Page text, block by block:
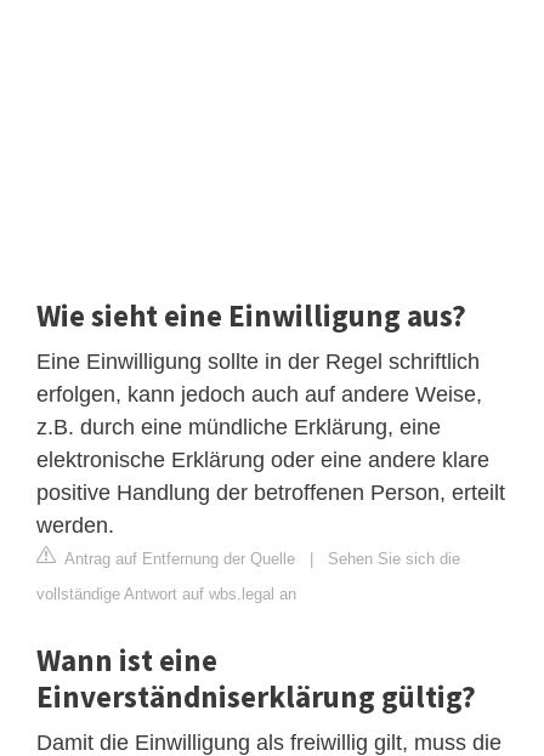
Wie sieht eine Einwilligung aus?
Eine Einwilligung sollte in der Regel schriftlich
erfolgen, kann jedoch auch auf andere Weise,
z.B. durch eine mündliche Erklärung, eine
elektronische Erklärung oder eine andere klare
positive Handlung der betroffenen Person, erteilt
werden.
Antrag auf Entfernung der Quelle | Sehen Sie sich die
vollständige Antwort auf wbs.legal an
Wann ist eine
Einverständniserklärung gültig?
Damit die Einwilligung als freiwillig gilt, muss die